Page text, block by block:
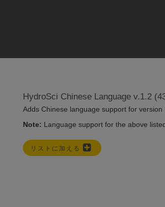
HydroSci Chinese Language v.1.2
Adds Chinese language support for version
Note: Language support for the above
リストに加える